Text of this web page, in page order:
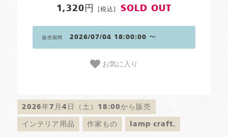
1,320円 [税込] SOLD OUT
販売期間 2026/07/04 18:00:00 〜
お気に入り
2026年7月4日（土）18:00から販売
インテリア用品 作家もの lamp craft.